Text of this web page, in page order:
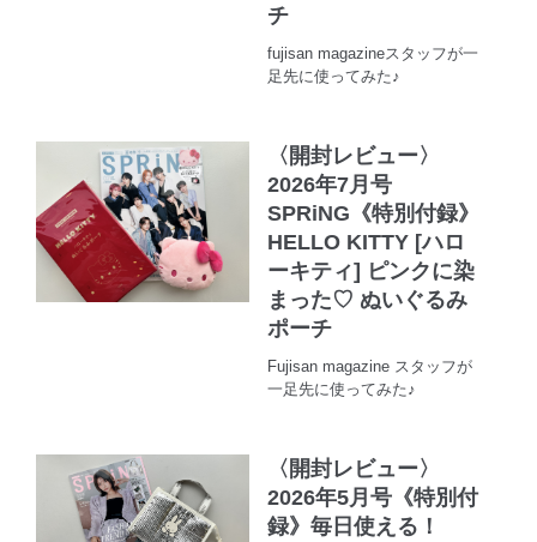
チ
fujisan magazineスタッフが一
足先に使ってみた♪
〈開封レビュー〉
2026年7月号
SPRiNG《特別付録》
HELLO KITTY [ハロ
ーキティ] ピンクに染
まった♡ ぬいぐるみ
ポーチ
Fujisan magazine スタッフが
一足先に使ってみた♪
〈開封レビュー〉
2026年5月号《特別付
録》毎日使える！